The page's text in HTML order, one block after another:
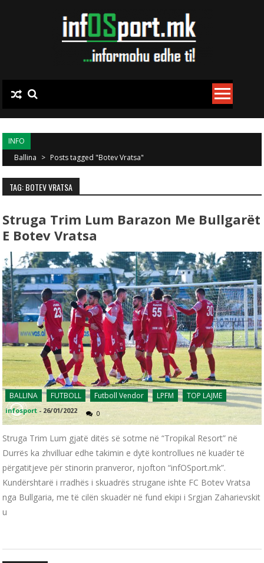
INFO
Ballina > Posts tagged "Botev Vratsa"
TAG: BOTEV VRATSA
Struga Trim Lum Barazon Me Bullgarët
E Botev Vratsa
BALLINA FUTBOLL Futboll Vendor LPFM TOP LAJME
infosport - 26/01/2022 0
Struga Trim Lum gjatë ditës së sotme në “Tropikal Resort” në
Durrës ka zhvilluar edhe takimin e dytë kontrollues në kuadër të
përgatitjeve për stinorin pranveror, njofton “infOSport.mk”.
Kundërshtarë i rradhës i skuadrës strugane ishte FC Botev Vratsa
nga Bullgaria, me të cilën skuadër në fund ekipi i Srgjan Zaharievskit
u